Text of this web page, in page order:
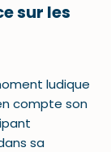
sur les
ludique
compte son
sa